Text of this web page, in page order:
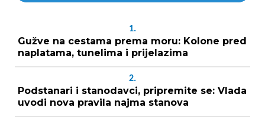
1.
Gužve na cestama prema moru: Kolone pred
naplatama, tunelima i prijelazima
2.
Podstanari i stanodavci, pripremite se: Vlada
uvodi nova pravila najma stanova